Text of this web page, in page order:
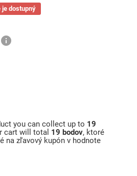
je dostupný
you can collect up to 19
cart will total 19 bodov, ktoré
na zľavový kupón v hodnote